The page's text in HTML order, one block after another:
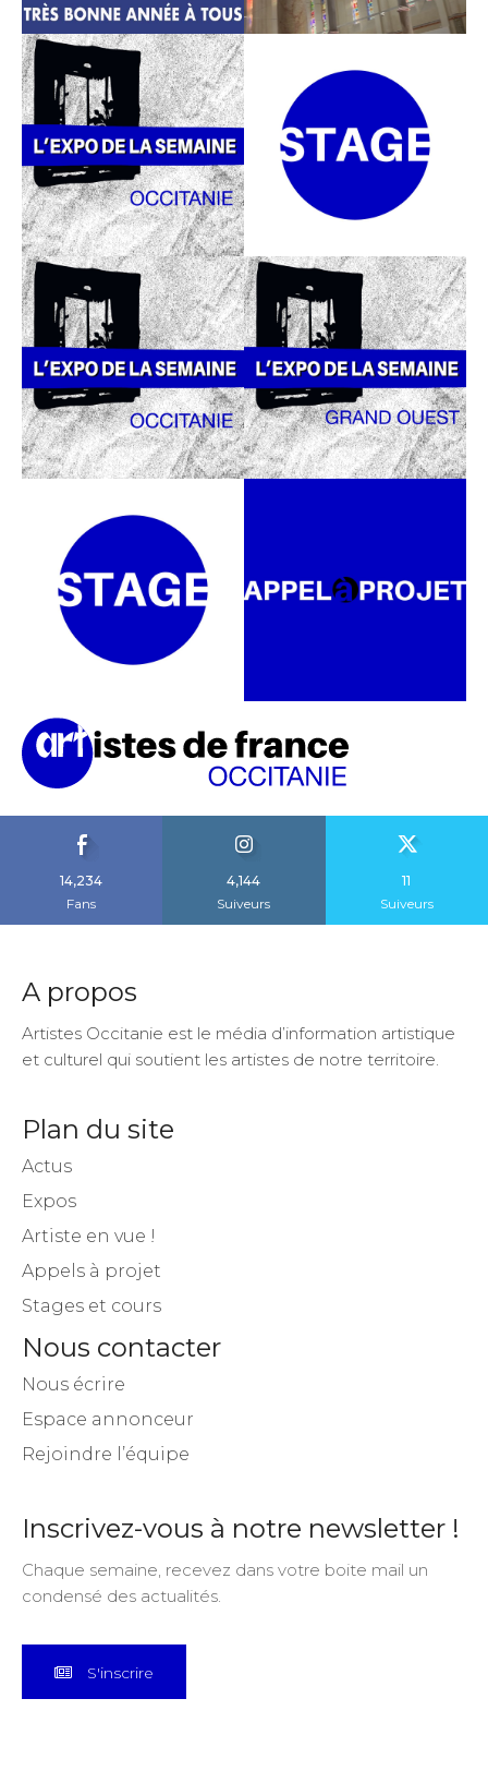
14,234
Fans
4,144
Suiveurs
11
Suiveurs
A propos
Artistes Occitanie est le média d’information artistique
et culturel qui soutient les artistes de notre territoire.
Plan du site
Actus
Expos
Artiste en vue !
Appels à projet
Stages et cours
Nous contacter
Nous écrire
Espace annonceur
Rejoindre l’équipe
Inscrivez-vous à notre newsletter !
Chaque semaine, recevez dans votre boite mail un
condensé des actualités.
S'inscrire